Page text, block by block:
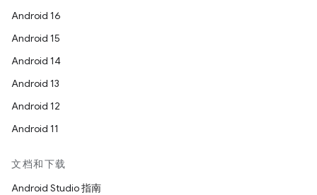
Android 16
Android 15
Android 14
Android 13
Android 12
Android 11
文档和下载
Android Studio 指南